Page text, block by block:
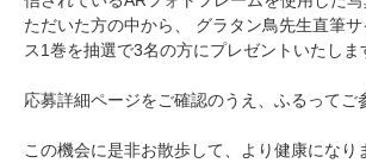
ただいた方の中から、 グラタン鳥先生直筆
ス1巻を抽選で3名の方にプレゼントいたしま
応募詳細ページをご確認のうえ、ふるってご
この機会に是非お散歩して、より健康になり